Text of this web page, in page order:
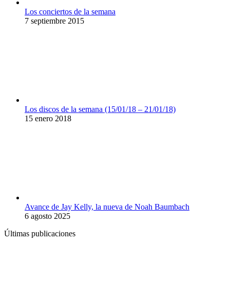
Los conciertos de la semana
7 septiembre 2015
Los discos de la semana (15/01/18 – 21/01/18)
15 enero 2018
Avance de Jay Kelly, la nueva de Noah Baumbach
6 agosto 2025
Últimas publicaciones